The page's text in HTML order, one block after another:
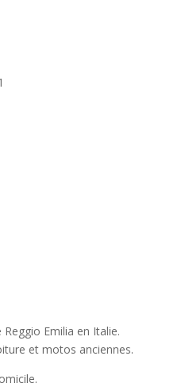
Emilia en Italie.
et motos anciennes.